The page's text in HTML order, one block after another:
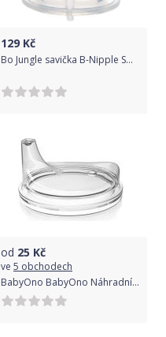
129 Kč
Bo Jungle savička B-Nipple SMALL
od 25 Kč
ve 5 obchodech
BabyOno BabyOno Náhradní náustek k láhvičce nr. kat.1049